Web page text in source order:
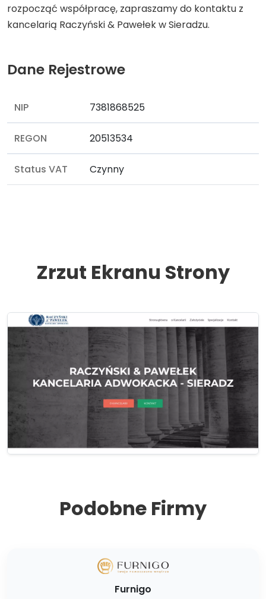
rozpocząć współpracę, zapraszamy do kontaktu z
kancelarią Raczyński & Pawełek w Sieradzu.
Dane Rejestrowe
NIP 7381868525
REGON 20513534
Status VAT Czynny
Zrzut Ekranu Strony
Podobne Firmy
Furnigo